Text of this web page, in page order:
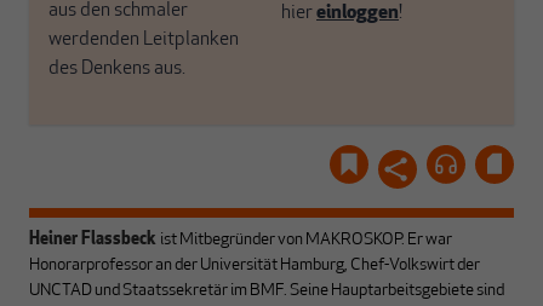
aus den schmaler
werdenden Leitplanken
des Denkens aus.
hiereinloggen!
Heiner Flassbeck ist Mitbegründer von MAKROSKOP. Er war
Honorarprofessor an der Universität Hamburg, Chef-Volkswirt der
UNCTAD und Staatssekretär im BMF. Seine Hauptarbeitsgebiete sind